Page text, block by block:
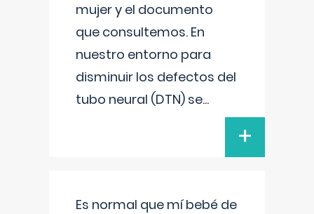
mujer y el documento
que consultemos. En
nuestro entorno para
disminuir los defectos del
tubo neural (DTN) se...
+
Es normal que mí bebé de